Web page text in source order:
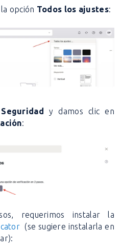
opción Todos los ajustes:
Seguridad
y damos clic en
:
requerimos instalar la
(se sugiere instalarla en